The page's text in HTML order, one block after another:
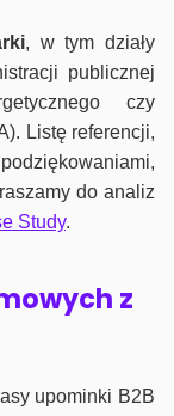
, w tym działy
publicznej
czy
Listę referencji,
do analiz
Study.
z
upominki B2B